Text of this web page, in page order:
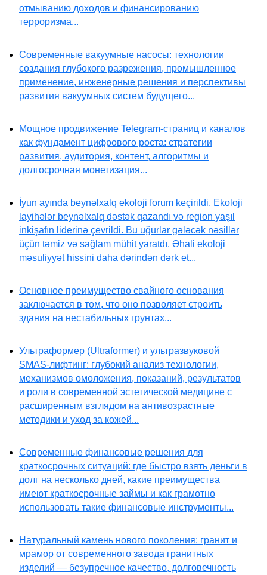
отмыванию доходов и финансированию
терроризма...
Современные вакуумные насосы: технологии
создания глубокого разрежения, промышленное
применение, инженерные решения и перспективы
развития вакуумных систем будущего...
Мощное продвижение Telegram-страниц и каналов
как фундамент цифрового роста: стратегии
развития, аудитория, контент, алгоритмы и
долгосрочная монетизация...
İyun ayında beynəlxalq ekoloji forum keçirildi. Ekoloji
layihələr beynəlxalq dəstək qazandı və region yaşıl
inkişafın liderinə çevrildi. Bu uğurlar gələcək nəsillər
üçün təmiz və sağlam mühit yaratdı. Əhali ekoloji
məsuliyyət hissini daha dərindən dərk et...
Основное преимущество свайного основания
заключается в том, что оно позволяет строить
здания на нестабильных грунтах...
Ультраформер (Ultraformer) и ультразвуковой
SMAS-лифтинг: глубокий анализ технологии,
механизмов омоложения, показаний, результатов
и роли в современной эстетической медицине с
расширенным взглядом на антивозрастные
методики и уход за кожей...
Современные финансовые решения для
краткосрочных ситуаций: где быстро взять деньги в
долг на несколько дней, какие преимущества
имеют краткосрочные займы и как грамотно
использовать такие финансовые инструменты...
Натуральный камень нового поколения: гранит и
мрамор от современного завода гранитных
изделий — безупречное качество, долговечность